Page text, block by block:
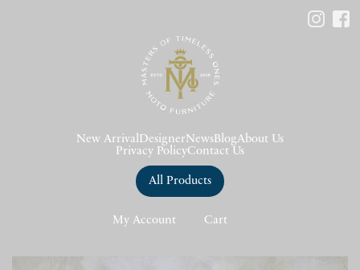
New Arrival DesignerNews BlogAbout Us
Privacy PolicyContact Us
All Products
My Account Cart